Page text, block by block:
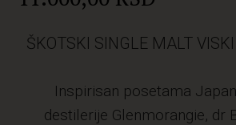
ŠKOTSKI SINGLE MALT VISKI
Inspirisan posetama
destilerije Glenmorangie, dr